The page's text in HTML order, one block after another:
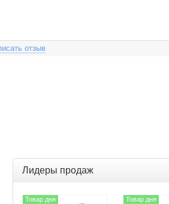
отзыв
Лидеры продаж
Товар дня Товар дня